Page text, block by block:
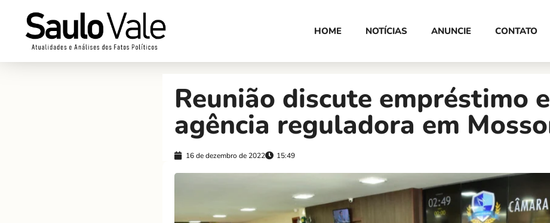
HOME NOTÍCIAS ANUNCIE CONTATO
Reunião discute empréstimo e
agência reguladora em
16 de dezembro de 2022 15:49